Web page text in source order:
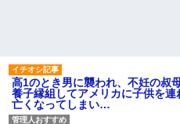
私「初めて飲む味だけどなん
のお茶？」彼「ちっ！」私「」
【GIF】JSのカンチョーワロ
タ
高1のとき男に襲われ、不妊の叔
養子縁組してアメリカに子供を
亡くなってしまい…